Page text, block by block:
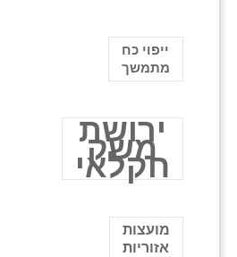
ייפוי כח
מתמשך
ירושת
משק
חקלאי
מועצות
אזוריות